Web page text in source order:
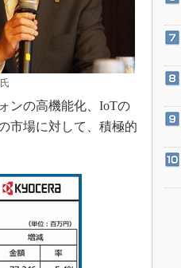
ンの高機能化、IoTの
市場に対して、積極的